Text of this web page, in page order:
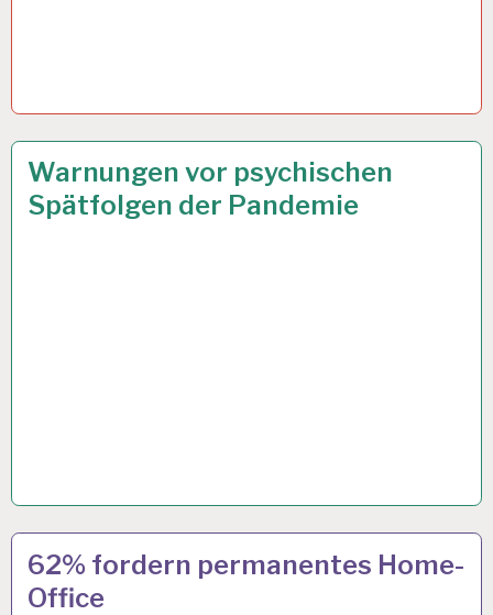
ARBEIT
UND
GESUNDHEIT…
Warnungen vor psychischen
Spätfolgen der Pandemie
6 APR. 2021
4-
TAGE-
WOCHE…
62% fordern permanentes Home-
Office
17 SEP. 2020